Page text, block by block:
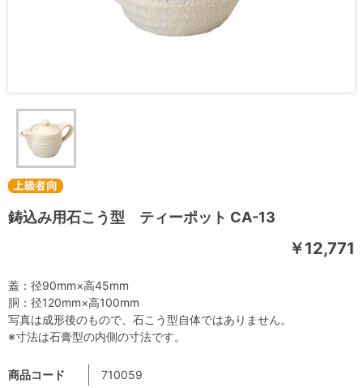
鋳込み用石こう型 ティーポット CA-13
￥12,771
商品コード 710059
蓋：径90mm×高45mm
胴：径120mm×高100mm
写真は成形後のもので、石こう型自体ではありません。
※寸法は石膏型の内側の寸法です。